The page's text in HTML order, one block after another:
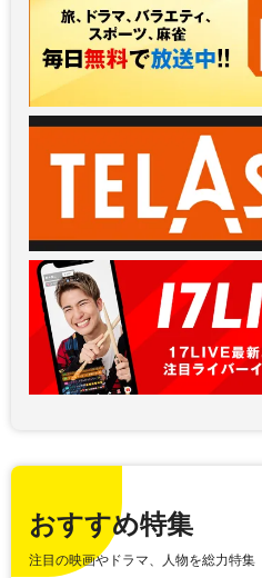
おすすめ特集
注目の映画やドラマ、人物を総力特集